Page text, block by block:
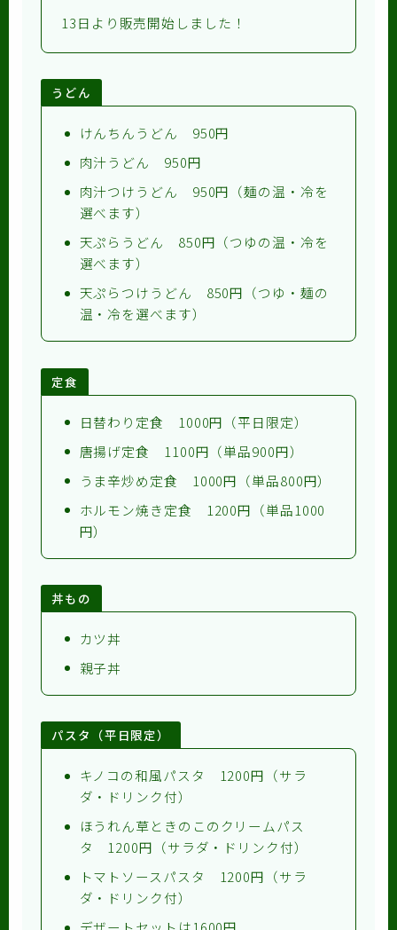
13日より販売開始しました！
うどん
けんちんうどん 950円
肉汁うどん 950円
肉汁つけうどん 950円（麺の温・冷を
選べます）
天ぷらうどん 850円（つゆの温・冷を
選べます）
天ぷらつけうどん 850円（つゆ・麺の
温・冷を選べます）
定食
日替わり定食 1000円（平日限定）
唐揚げ定食 1100円（単品900円）
うま辛炒め定食 1000円（単品800円）
ホルモン焼き定食 1200円（単品1000
円）
丼もの
カツ丼
親子丼
パスタ（平日限定）
キノコの和風パスタ 1200円（サラ
ダ・ドリンク付）
ほうれん草ときのこのクリームパス
タ 1200円（サラダ・ドリンク付）
トマトソースパスタ 1200円（サラ
ダ・ドリンク付）